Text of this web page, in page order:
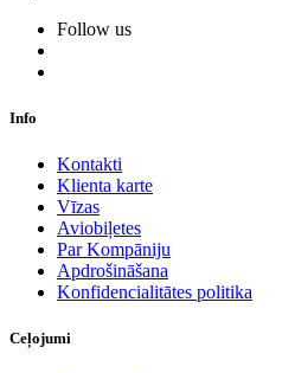
Follow us
Info
Kontakti
Klienta karte
Vīzas
Aviobiļetes
Par Kompāniju
Apdrošināšana
Konfidencialitātes politika
Ceļojumi